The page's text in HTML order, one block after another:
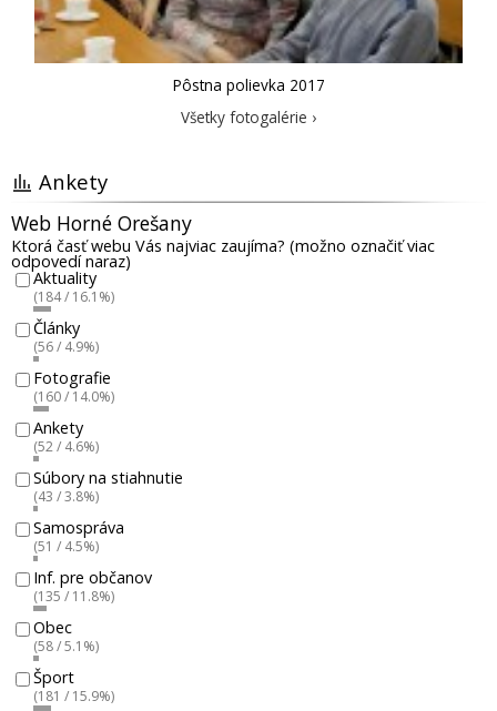
Pôstna polievka 2017
Všetky fotogalérie ›
Ankety
Web Horné Orešany
Ktorá časť webu Vás najviac zaujíma? (možno označiť viac
odpovedí naraz)
Aktuality
(184 / 16.1%)
Články
(56 / 4.9%)
Fotografie
(160 / 14.0%)
Ankety
(52 / 4.6%)
Súbory na stiahnutie
(43 / 3.8%)
Samospráva
(51 / 4.5%)
Inf. pre občanov
(135 / 11.8%)
Obec
(58 / 5.1%)
Šport
(181 / 15.9%)